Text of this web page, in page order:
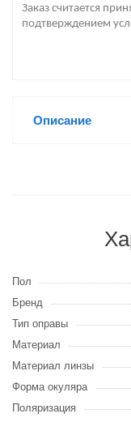
Заказ считается
подтверждением
Описание
Пол
Бренд
Тип оправы
Материал
Материал линзы
Форма окуляра
Поляризация